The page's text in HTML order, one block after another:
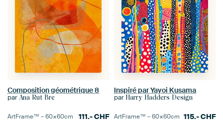
Composition géométrique 8
par Ana Rut Bre
ArtFrame™ –60×60cm 111.-CHF
Inspiré par Yayoi Kusama
par Harry Hadders Design
ArtFrame™ –60×60cm 115.-CHF